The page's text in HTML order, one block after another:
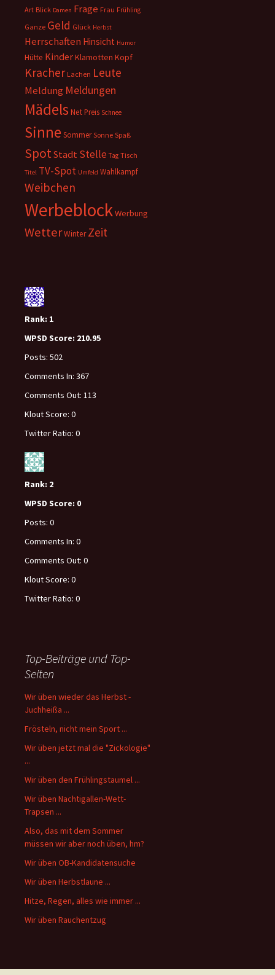
Art Blick Damen Frage Frau Frühling
Ganze Geld Glück Herbst
Herrschaften Hinsicht Humor
Hütte KinderKlamotten Kopf
Kracher Lachen Leute
Meldung Meldungen
Mädels NetPreis Schnee
Sinne Sommer Sonne Spaß
SpotStadt Stelle Tag Tisch
Titel TV-Spot Umfeld Wahlkampf
Weibchen
WerbeblockWerbung
WetterWinter Zeit
Rank: 1
WPSD Score: 210.95
Posts: 502
Comments In: 367
Comments Out: 113
Klout Score: 0
Twitter Ratio: 0
Rank: 2
WPSD Score: 0
Posts: 0
Comments In: 0
Comments Out: 0
Klout Score: 0
Twitter Ratio: 0
Top-Beiträge und Top-
Seiten
Wir üben wieder das Herbst -
Juchheißa ...
Frösteln, nicht mein Sport ...
Wir üben jetzt mal die "Zickologie"
...
Wir üben den Frühlingstaumel ...
Wir üben Nachtigallen-Wett-
Trapsen ...
Also, das mit dem Sommer
müssen wir aber noch üben, hm?
Wir üben OB-Kandidatensuche
Wir üben Herbstlaune ...
Hitze, Regen, alles wie immer ...
Wir üben Rauchentzug